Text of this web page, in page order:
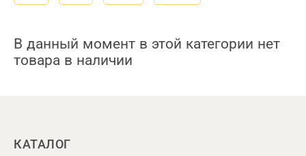
В данный момент в этой категории нет
товара в наличии
КАТАЛОГ